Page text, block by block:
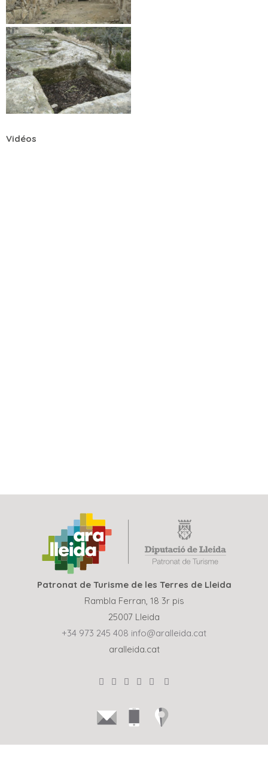
Vidéos
Patronat de Turisme de les Terres de Lleida
Rambla Ferran, 18 3r pis
25007 Lleida
+34 973 245 408 info@aralleida.cat
aralleida.cat